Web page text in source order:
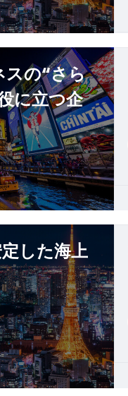
スの“さら
に立つ企
した海上